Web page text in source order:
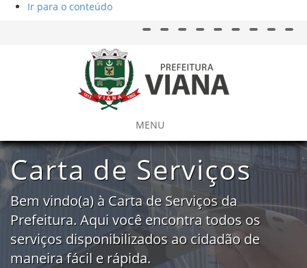
Ir para o conteúdo
Acessar página inicial do siteAção para aumentar tamanho da
Ação para diminuir
Ação para aplicar
Acessar página sobre
Acessar página
AcessarAcessar
MENU
Carta de Serviços
Bem vindo(a) à Carta de Serviços da
Prefeitura. Aqui você encontra todos os
serviços disponibilizados ao cidadão de
maneira fácil e rápida.